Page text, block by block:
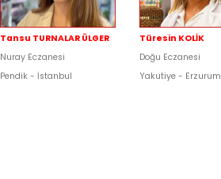
Tansu TURNALAR ÜLGER
Nuray Eczanesi
Pendik - İstanbul
Türesin KOLİK
Doğu Eczanesi
Yakutiye - Erzurum